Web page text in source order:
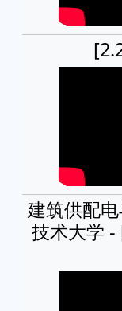
建筑供配
技术大学